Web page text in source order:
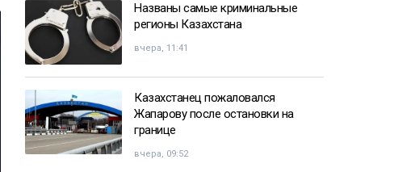
Названы самые криминальные
регионы Казахстана
вчера, 11:41
Казахстанец пожаловался
Жапарову после остановки на
границе
вчера, 09:52